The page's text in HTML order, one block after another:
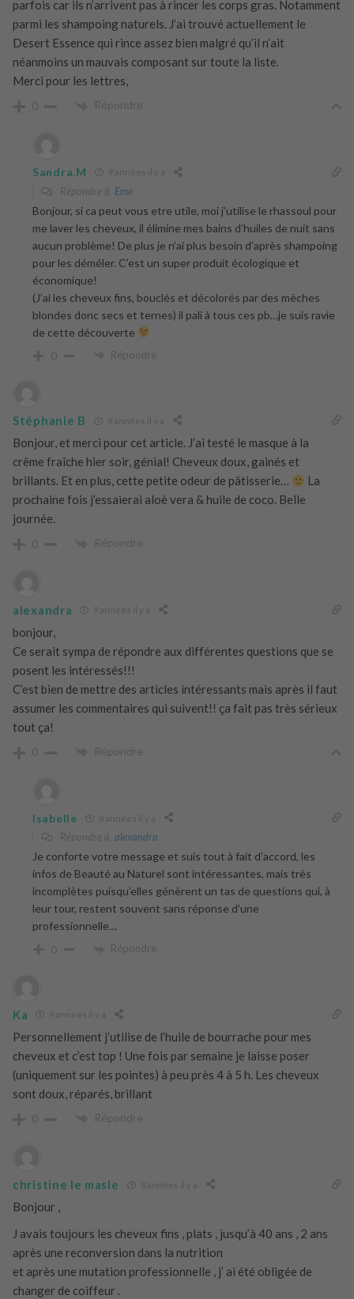
parfois car ils n’arrivent pas à rincer les corps gras. Notamment
parmi les shampoing naturels. J’ai trouvé actuellement le
Desert Essence qui rince assez bien malgré qu’il n’ait
néanmoins un mauvais composant sur toute la liste.
Merci pour les lettres,
0 Répondre
Sandra.M 9 années il y a
Répondre à Eme
Bonjour, si ca peut vous etre utile, moi j’utilise le rhassoul pour
me laver les cheveux, il élimine mes bains d’huiles de nuit sans
aucun problème! De plus je n’ai plus besoin d’après shampoing
pour les déméler. C’est un super produit écologique et
économique!
(J’ai les cheveux fins, bouclés et décolorés par des mèches
blondes donc secs et ternes) il pali à tous ces pb…je suis ravie
de cette découverte
0 Répondre
Stéphanie B 9 années il y a
Bonjour, et merci pour cet article. J’ai testé le masque à la
crême fraîche hier soir, génial! Cheveux doux, gainés et
brillants. Et en plus, cette petite odeur de pâtisserie…
La
prochaine fois j’essaierai aloè vera & huile de coco. Belle
journée.
0 Répondre
alexandra 9 années il y a
bonjour,
Ce serait sympa de répondre aux différentes questions que se
posent les intéressés!!!
C’est bien de mettre des articles intéressants mais après il faut
assumer les commentaires qui suivent!! ça fait pas très sérieux
tout ça!
0 Répondre
Isabelle 8 années il y a
Répondre à alexandra
Je conforte votre message et suis tout à fait d’accord, les
infos de Beauté au Naturel sont intéressantes, mais très
incomplètes puisqu’elles génèrent un tas de questions qui, à
leur tour, restent souvent sans réponse d’une
professionnelle…
0 Répondre
Ka 9 années il y a
Personnellement j’utilise de l’huile de bourrache pour mes
cheveux et c’est top ! Une fois par semaine je laisse poser
(uniquement sur les pointes) à peu près 4 à 5 h. Les cheveux
sont doux, réparés, brillant
0 Répondre
christine le masle 8 années il y a
Bonjour ,
J avais toujours les cheveux fins , plats , jusqu’à 40 ans , 2 ans
après une reconversion dans la nutrition
et après une mutation professionnelle , j’ ai été obligée de
changer de coiffeur .